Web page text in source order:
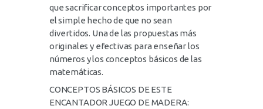
que sacrificar conceptos importantes por
el simple hecho de que no sean
divertidos. Una de las propuestas más
originales y efectivas para enseñar los
números y los conceptos básicos de las
matemáticas.
CONCEPTOS BÁSICOS DE ESTE
ENCANTADOR JUEGO DE MADERA: